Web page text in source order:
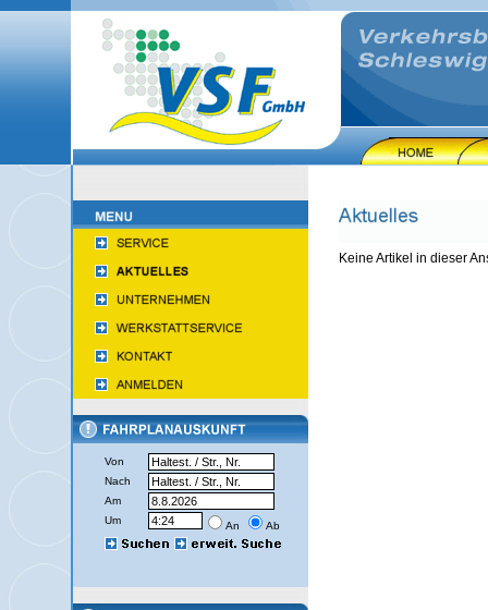
Von
Nach
Am
Um
An Ab
Keine Artikel in dieser